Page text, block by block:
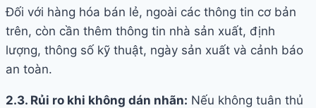
Đối với hàng hóa bán lẻ, ngoài các thông tin cơ bản
trên, còn cần thêm thông tin nhà sản xuất, định
lượng, thông số kỹ thuật, ngày sản xuất và cảnh báo
an toàn.
2.3. Rủi ro khi không dán nhãn: Nếu không tuân thủ